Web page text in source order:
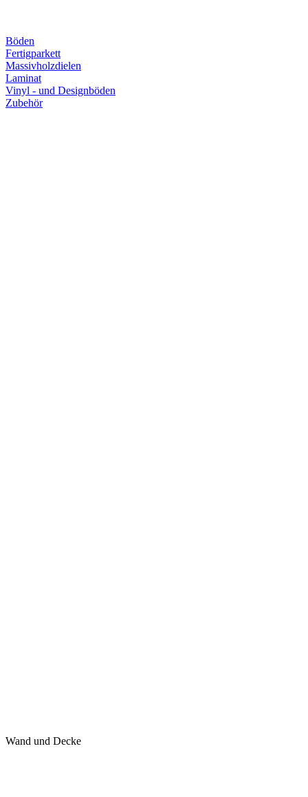
Böden
Fertigparkett
Massivholzdielen
Laminat
Vinyl - und Designböden
Zubehör
Wand und Decke